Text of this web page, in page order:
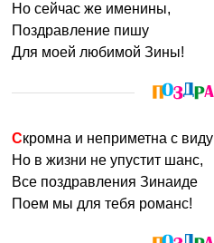
Но сейчас же именины,
Поздравление пишу
Для моей любимой Зины!
Скромна и неприметна с виду
Но в жизни не упустит шанс,
Все поздравления Зинаиде
Поем мы для тебя романс!